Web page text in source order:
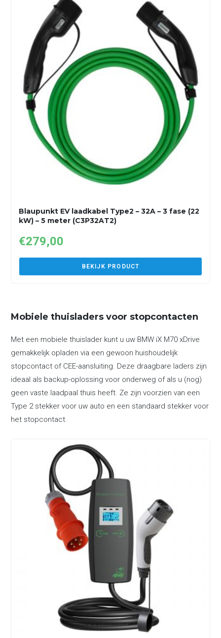
Blaupunkt EV laadkabel Type2 – 32A – 3 fase (22
kW) – 5 meter (C3P32AT2)
€279,00
BEKIJK PRODUCT
Mobiele thuisladers voor stopcontacten
Met een mobiele thuislader kunt u uw BMW iX M70 xDrive
gemakkelijk opladen via een gewoon huishoudelijk
stopcontact of CEE-aansluiting. Deze draagbare laders zijn
ideaal als backup-oplossing voor onderweg of als u (nog)
geen vaste laadpaal thuis heeft. Ze zijn voorzien van een
Type 2 stekker voor uw auto en een standaard stekker voor
het stopcontact.